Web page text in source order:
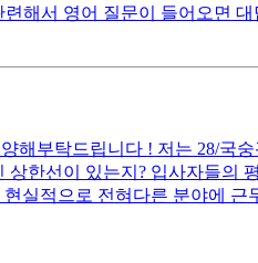
해서 영어 질문이 들어오면
부탁드립니다 ! 저는 28/국
한선이 있는지? 입사자들의
실적으로 전혀다른 분야에